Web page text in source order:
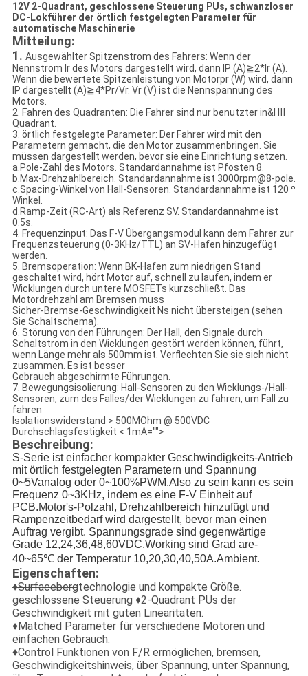
12V 2-Quadrant, geschlossene Steuerung PUs, schwanzloser
DC-Lokführer der örtlich festgelegten Parameter für
automatische Maschinerie
Mitteilung:
1. Ausgewählter Spitzenstrom des Fahrers: Wenn der
Nennstrom Ir des Motors dargestellt wird, dann IP (A)≧2*Ir (A).
Wenn die bewertete Spitzenleistung von Motorpr (W) wird, dann
IP dargestellt (A)≧4*Pr/Vr. Vr (V) ist die Nennspannung des
Motors.
2. Fahren des Quadranten: Die Fahrer sind nur benutzter in&Ⅰ Ⅲ
Quadrant.
3. örtlich festgelegte Parameter: Der Fahrer wird mit den
Parametern gemacht, die den Motor zusammenbringen. Sie
müssen dargestellt werden, bevor sie eine Einrichtung setzen.
a.Pole-Zahl des Motors. Standardannahme ist Pfosten 8.
b.Max-Drehzahlbereich. Standardannahme ist 3000rpm@8-pole.
c.Spacing-Winkel von Hall-Sensoren. Standardannahme ist 120 º
Winkel.
d.Ramp-Zeit (RC-Art) als Referenz SV. Standardannahme ist
0.5s.
4. Frequenzinput: Das F-V Übergangsmodul kann dem Fahrer zur
Frequenzsteuerung (0-3KHz/TTL) an SV-Hafen hinzugefügt
werden.
5. Bremsoperation: Wenn BK-Hafen zum niedrigen Stand
geschaltet wird, hört Motor auf, schnell zu laufen, indem er
Wicklungen durch untere MOSFETs kurzschließt. Das
Motordrehzahl am Bremsen muss
Sicher-Bremse-Geschwindigkeit Ns nicht übersteigen (sehen
Sie Schaltschema).
6. Störung von den Führungen: Der Hall, den Signale durch
Schaltstrom in den Wicklungen gestört werden können, führt,
wenn Länge mehr als 500mm ist. Verflechten Sie sie sich nicht
zusammen. Es ist besser
Gebrauch abgeschirmte Führungen.
7. Bewegungsisolierung: Hall-Sensoren zu den Wicklungs-/Hall-
Sensoren, zum des Falles/der Wicklungen zu fahren, um Fall zu
fahren
Isolationswiderstand > 500MOhm @ 500VDC
Durchschlagsfestigkeit < 1mA="">
Beschreibung:
S-Serie ist einfacher kompakter Geschwindigkeits-Antrieb
mit örtlich festgelegten Parametern und Spannung
0~5Vanalog oder 0~100%PWM.Also zu sein kann es sein
Frequenz 0~3KHz, indem es eine F-V Einheit auf
PCB.Motor's-Polzahl, Drehzahlbereich hinzufügt und
Rampenzeitbedarf wird dargestellt, bevor man einen
Auftrag vergibt. Spannungsgrade sind gegenwärtige
Grade 12,24,36,48,60VDC.Working sind Grad are-
40~65℃ der Temperatur 10,20,30,40,50A.Ambient.
Eigenschaften:
♦Surfacebergtechnologie und kompakte Größe.
geschlossene Steuerung ♦2-Quadrant PUs der
Geschwindigkeit mit guten Linearitäten.
♦Matched Parameter für verschiedene Motoren und
einfachen Gebrauch.
♦Control Funktionen von F/R ermöglichen, bremsen,
Geschwindigkeitshinweis, über Spannung, unter Spannung,